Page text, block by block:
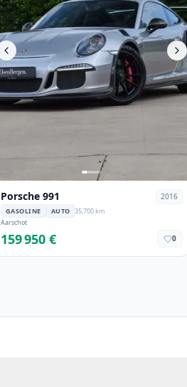
Porsche 991 2016
GASOLINE AUTO 35,700 km
Aarschot
159 950 € 0